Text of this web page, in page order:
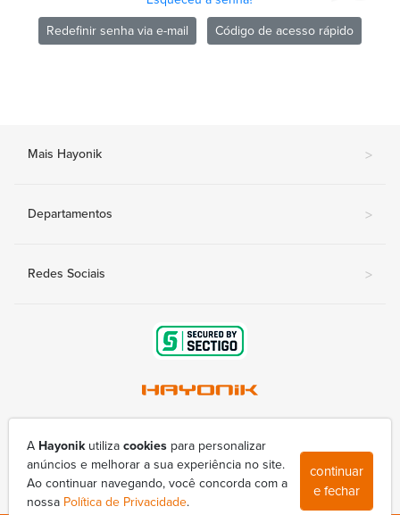
Redefinir senha via e-mail Código de acesso rápido
Mais Hayonik >
Departamentos >
Redes Sociais >
(43) 3377-9800
hayonik@hayonik.com.br
Segunda à sexta das 8h00 às 17h50
A Hayonikutiliza cookies para personalizar
anúncios e melhorar a sua experiência no site.
Ao continuar navegando, você concorda com a
nossa Política de Privacidade.
continuar
e fechar